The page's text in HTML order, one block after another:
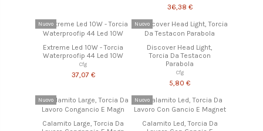
36,38 €
Nuovo
Extreme Led 10W - Torcia
Waterproofip 44 Led 10W
Cfg
37,07 €
Nuovo
Discover Head Light,
Torcia Da Testacon
Parabola
Cfg
5,80 €
Nuovo
Calamito Large, Torcia Da
Nuovo
Calamito Led, Torcia Da